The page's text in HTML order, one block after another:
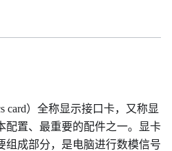
card）全称显示接口卡，又称显
配置、最重要的配件之一。显卡
组成部分，是电脑进行数模信号